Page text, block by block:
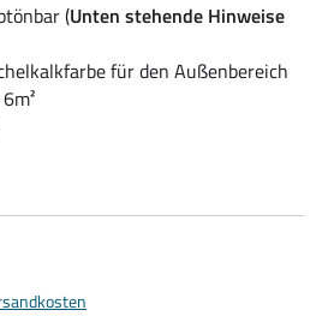
(Unten stehende Hinweise
für den Außenbereich